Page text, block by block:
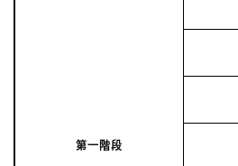
第一階段